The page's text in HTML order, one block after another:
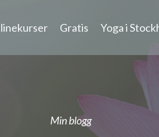
Gratis Yoga i
Min blogg